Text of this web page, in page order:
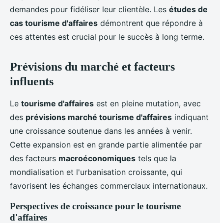
demandes pour fidéliser leur clientèle. Les études de
cas tourisme d'affaires démontrent que répondre à
ces attentes est crucial pour le succès à long terme.
Prévisions du marché et facteurs
influents
Le tourisme d'affaires est en pleine mutation, avec
des prévisions marché tourisme d'affaires indiquant
une croissance soutenue dans les années à venir.
Cette expansion est en grande partie alimentée par
des facteurs macroéconomiques tels que la
mondialisation et l'urbanisation croissante, qui
favorisent les échanges commerciaux internationaux.
Perspectives de croissance pour le tourisme
d'affaires